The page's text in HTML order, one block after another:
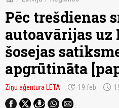
Pēc trešdienas
autoavārijas uz
šosejas
apgrūtināta
Ziņu aģentūra LETA update 19.feb schedule